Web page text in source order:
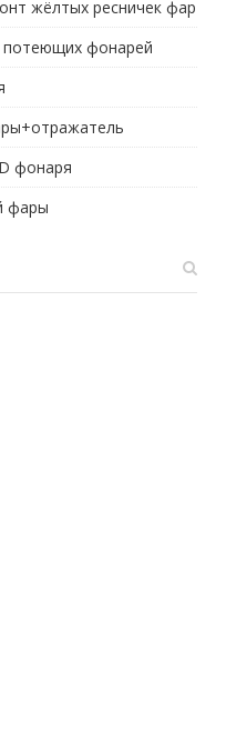
жёлтых ресничек фар
потеющих фонарей
фонаря
фары